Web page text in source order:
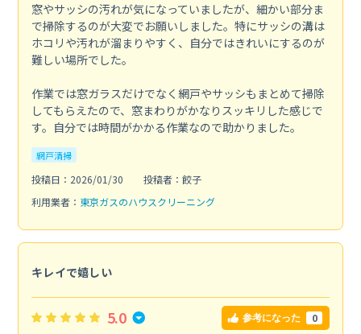
窓やサッシの汚れが気になっていましたが、細かい部分ま
で掃除するのが大変でお願いしました。特にサッシの溝は
ホコリや汚れが溜まりやすく、自分ではきれいにするのが
難しい場所でした。
作業では窓ガラスだけでなく網戸やサッシもまとめて掃除
してもらえたので、窓まわりがかなりスッキリした感じで
す。自分では時間がかかる作業なので助かりました。
網戸清掃
投稿日：2026/01/30
投稿者：餃子
利用業者： 東京ガスのハウスクリーニング
キレイで嬉しい
5.0 参考になった 0